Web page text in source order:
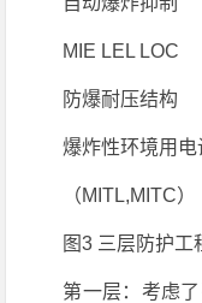
MIE LEL LOC
防爆耐压结构
爆炸性环境用电
（MITL,MITC）
图3 三层防护工
第一层：考虑